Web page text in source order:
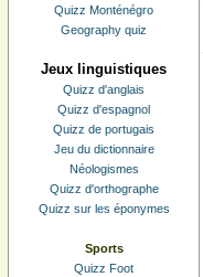
Quizz Monténégro
Geography quiz
Jeux linguistiques
Quizz d'anglais
Quizz d'espagnol
Quizz de portugais
Jeu du dictionnaire
Néologismes
Quizz d'orthographe
Quizz sur les éponymes
Sports
Quizz Foot